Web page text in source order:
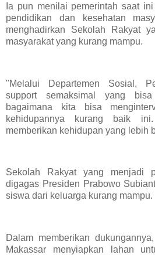
Ia pun menilai pemerintah saat
pendidikan dan kesehatan
menghadirkan Sekolah Rakyat
masyarakat yang kurang mampu.
"Melalui Departemen Sosial,
support semaksimal yang
bagaimana kita bisa
kehidupannya kurang baik
memberikan kehidupan yang lebih
Sekolah Rakyat yang menjadi
digagas Presiden Prabowo
siswa dari keluarga kurang mampu.
Dalam memberikan
Makassar menyiapkan lahan